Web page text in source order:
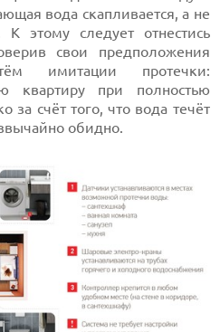
вода скапливается, а не
этому следует отнестись
свои предположения
имитации протечки:
квартиру при полностью
за счёт того, что вода течёт
обидно.